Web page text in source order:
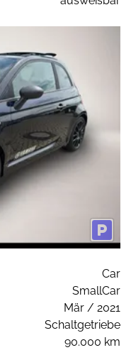
Car
SmallCar
Mär / 2021
Schaltgetriebe
90.000 km